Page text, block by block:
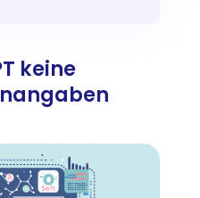
keine